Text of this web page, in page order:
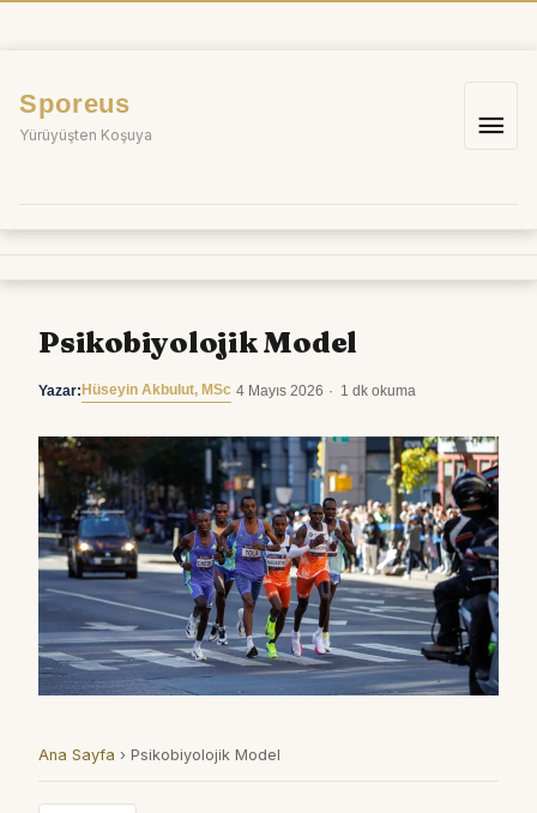
Sporeus
Yürüyüşten Koşuya
Ana
Psikobiyolojik Model
Yazar: Hüseyin Akbulut, MSc 4 Mayıs 2026 1 dk okuma
Ana Sayfa › Psikobiyolojik Model